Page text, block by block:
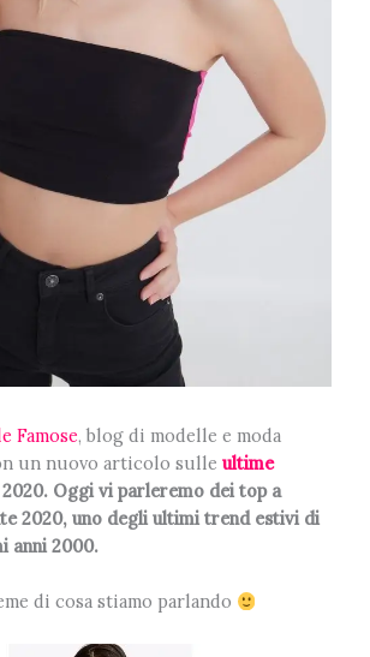
Famose, blog di modelle e moda
un nuovo articolo sulle ultime
Oggi vi parleremo dei top a
2020, uno degli ultimi trend estivi di
anni 2000.
di cosa stiamo parlando